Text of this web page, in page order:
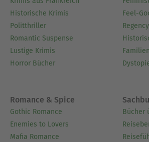
Historische Krimis
Politthriller
Romantic Suspense
Lustige Krimis
Horror Bücher
Feel-
Romance & Spice
Gothic Romance
Enemies to Lovers
Mafia Romance
Bücher